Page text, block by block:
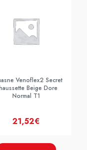
Venoflex2 Secret
Beige Dore
Normal T1
21,52€